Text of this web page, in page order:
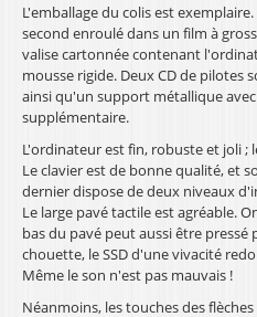
L'emballage du colis est
second enroulé dans un film à
valise cartonnée contenant
mousse rigide. Deux CD de pilotes
ainsi qu'un support métallique
supplémentaire.
L'ordinateur est fin, robuste et joli ;
Le clavier est de bonne qualité, et
dernier dispose de deux niveaux
Le large pavé tactile est agréable.
bas du pavé peut aussi être
chouette, le SSD d'une vivacité
Même le son n'est pas mauvais !
Néanmoins, les touches des